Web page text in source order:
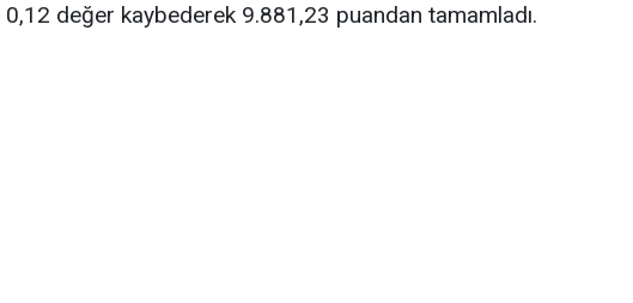
değer kaybederek 9.881,23 puandan tamamladı.